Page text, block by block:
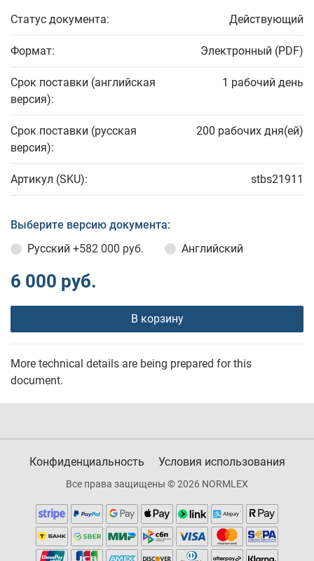
Статус документа: Действующий
Формат: Электронный (PDF)
Срок поставки (английская
версия):
1 рабочий день
Срок поставки (русская
версия):
200 рабочих дня(ей)
Артикул (SKU): stbs21911
Выберите версию документа:
Русский +582 000 руб. Английский
6 000 руб.
В корзину
More technical details are being prepared for this
document.
Конфиденциальность Условия использования
Все права защищены © 2026 NORMLEX